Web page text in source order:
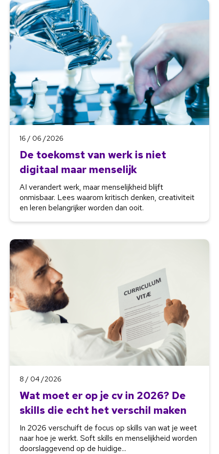
16 / 06 /2026
De toekomst van werk is niet
digitaal maar menselijk
AI verandert werk, maar menselijkheid blijft
onmisbaar. Lees waarom kritisch denken, creativiteit
en leren belangrijker worden dan ooit.
8 / 04 /2026
Wat moet er op je cv in 2026? De
skills die echt het verschil maken
In 2026 verschuift de focus op skills van wat je weet
naar hoe je werkt. Soft skills en menselijkheid worden
doorslaggevend op de huidige...